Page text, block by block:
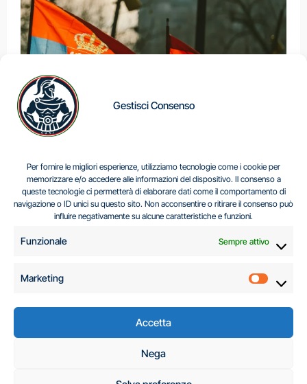
Gestisci Consenso
Per fornire le migliori esperienze, utilizziamo tecnologie come i cookie per
memorizzare e/o accedere alle informazioni del dispositivo. Il consenso a
queste tecnologie ci permetterà di elaborare dati come il comportamento di
navigazione o ID unici su questo sito. Non acconsentire o ritirare il consenso può
influire negativamente su alcune caratteristiche e funzioni.
Funzionale Sempre attivo
Marketing
Accetta
Nega
Centro Analisi e Studi Italus © Tutti i diritti riservati
C.A.S.I. – Centro
Analisi e Studi Italus